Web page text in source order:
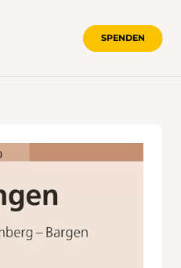
SPENDEN